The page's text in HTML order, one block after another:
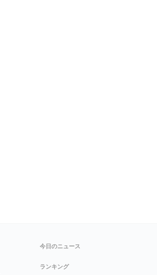
今日のニュース
ランキング